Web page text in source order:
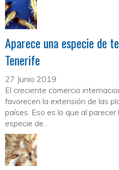
Aparece una especie de
Tenerife
27 Junio 2019
El creciente comercio
favorecen la extensión de las
países. Eso es lo que al
especie de...